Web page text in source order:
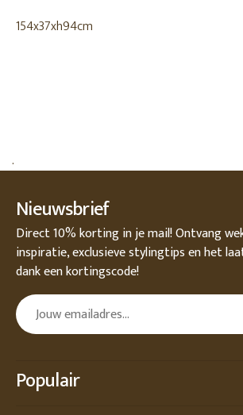
154x37xh94cm
.
Nieuwsbrief
Direct 10% korting in je mail! Ontvang
inspiratie, exclusieve stylingtips en het
dank een kortingscode!
Populair